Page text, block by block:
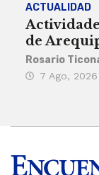
ACTUALIDAD
de
Rosario
7 Ago, 2026